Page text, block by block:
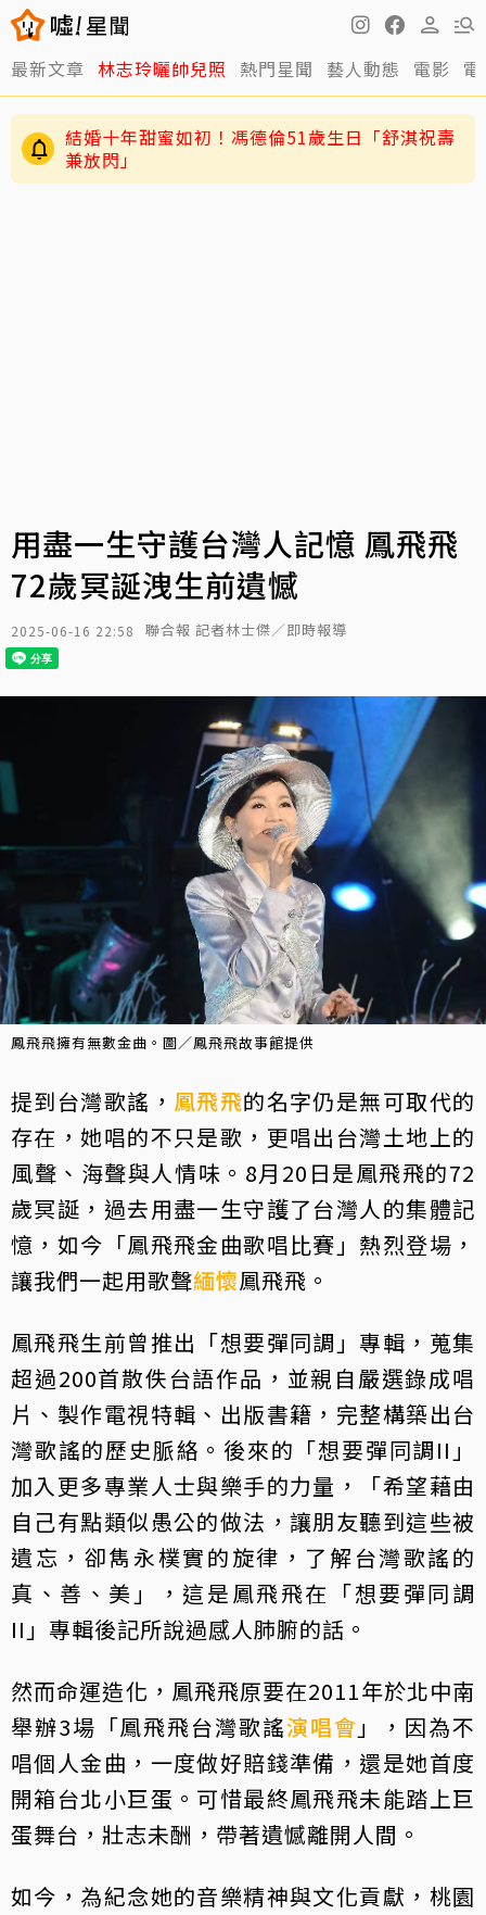
最新文章 林志玲曬帥兒照 熱門星聞 藝人動態 電影
結婚十年甜蜜如初！馮德倫51歲生日「舒淇祝壽
兼放閃」
用盡一生守護台灣人記憶 鳳飛飛
72歲冥誕洩生前遺憾
2025-06-16 22:58 聯合報 記者林士傑／即時報導
鳳飛飛擁有無數金曲。圖／鳳飛飛故事館提供
提到台灣歌謠， 鳳飛飛的名字仍是無可取代的
存在，她唱的不只是歌，更唱出台灣土地上的
風聲、海聲與人情味。8月20日是鳳飛飛的72
歲冥誕，過去用盡一生守護了台灣人的集體記
憶，如今「鳳飛飛金曲歌唱比賽」熱烈登場，
讓我們一起用歌聲緬懷鳳飛飛。
鳳飛飛生前曾推出「想要彈同調」專輯，蒐集
超過200首散佚台語作品，並親自嚴選錄成唱
片、製作電視特輯、出版書籍，完整構築出台
灣歌謠的歷史脈絡。後來的「想要彈同調II」
加入更多專業人士與樂手的力量，「希望藉由
自己有點類似愚公的做法，讓朋友聽到這些被
遺忘，卻雋永樸實的旋律，了解台灣歌謠的
真、善、美」，這是鳳飛飛在「想要彈同調
II」專輯後記所說過感人肺腑的話。
然而命運造化，鳳飛飛原要在2011年於北中南
舉辦3場「鳳飛飛台灣歌謠演唱會 」，因為不
唱個人金曲，一度做好賠錢準備，還是她首度
開箱台北小巨蛋。可惜最終鳳飛飛未能踏上巨
蛋舞台，壯志未酬，帶著遺憾離開人間。
如今，為紀念她的音樂精神與文化貢獻，桃園